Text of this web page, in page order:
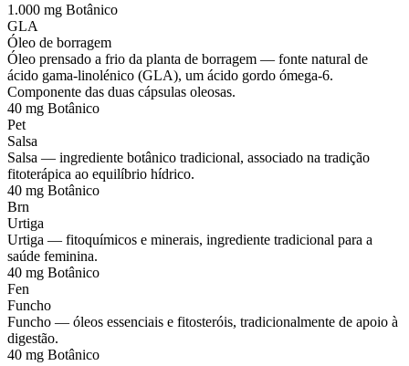
1.000 mg Botânico
GLA
Óleo de borragem
Óleo prensado a frio da planta de borragem — fonte natural de
ácido gama-linolénico (GLA), um ácido gordo ómega-6.
Componente das duas cápsulas oleosas.
40 mg Botânico
Pet
Salsa
Salsa — ingrediente botânico tradicional, associado na tradição
fitoterápica ao equilíbrio hídrico.
40 mg Botânico
Brn
Urtiga
Urtiga — fitoquímicos e minerais, ingrediente tradicional para a
saúde feminina.
40 mg Botânico
Fen
Funcho
Funcho — óleos essenciais e fitosteróis, tradicionalmente de apoio à
digestão.
40 mg Botânico